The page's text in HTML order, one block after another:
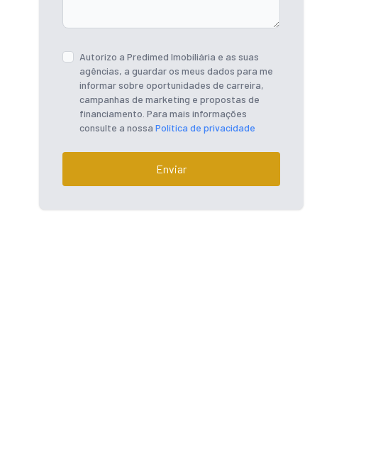
Autorizo a Predimed Imobiliária e as suas
agências, a guardar os meus dados para me
informar sobre oportunidades de carreira,
campanhas de marketing e propostas de
financiamento. Para mais informações
consulte a nossa Política de privacidade
Enviar